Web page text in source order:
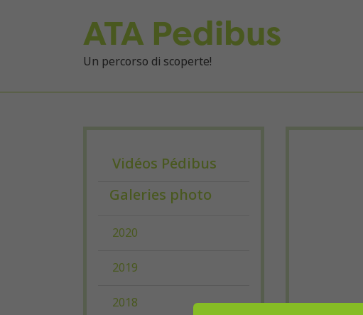
ATA Pedibus
Un percorso di scoperte!
Vidéos Pédibus
Galeries photo
2020
2019
2018